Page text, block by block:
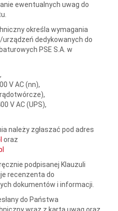
ewentualnych uwag do
określa wymagania
dedykowanych do
PSE S.A. w
V AC (nn),
V AC (UPS),
należy zgłaszać pod adres
oraz
podpisanej Klauzuli
recenzenta do
dokumentów i informacji.
do Państwa